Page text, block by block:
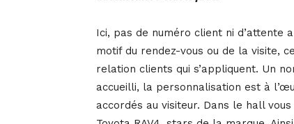
Ici, pas de numéro client ni d’attente
motif du rendez-vous ou de la visite,
relation clients qui s’appliquent. Un
accueilli, la personnalisation est à
accordés au visiteur. Dans le hall